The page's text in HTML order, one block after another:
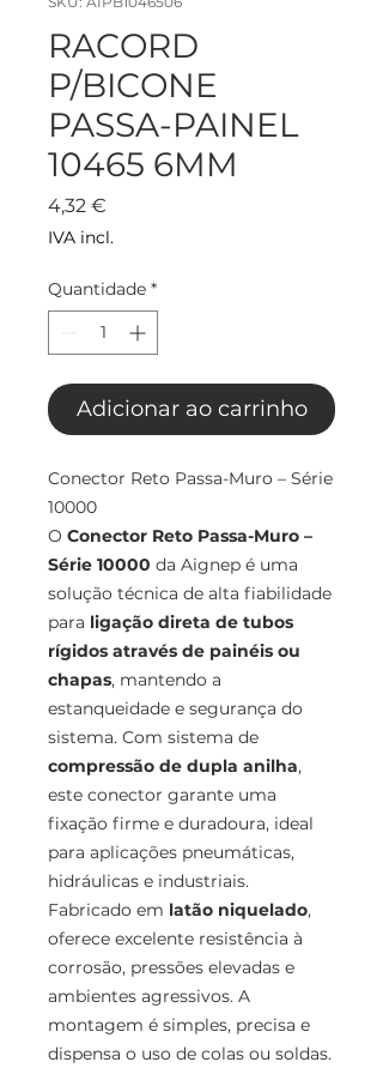
RACORD
P/BICONE
PASSA-PAINEL
10465 6MM
4,32 €
IVA incl.
Quantidade *
Adicionar ao carrinho
Conector Reto Passa-Muro – Série
10000
O Conector Reto Passa-Muro –
Série 10000 da Aignep é uma
solução técnica de alta fiabilidade
para ligação direta de tubos
rígidos através de painéis ou
chapas, mantendo a
estanqueidade e segurança do
sistema. Com sistema de
compressão de dupla anilha,
este conector garante uma
fixação firme e duradoura, ideal
para aplicações pneumáticas,
hidráulicas e industriais.
Fabricado em latão niquelado,
oferece excelente resistência à
corrosão, pressões elevadas e
ambientes agressivos. A
montagem é simples, precisa e
dispensa o uso de colas ou soldas.